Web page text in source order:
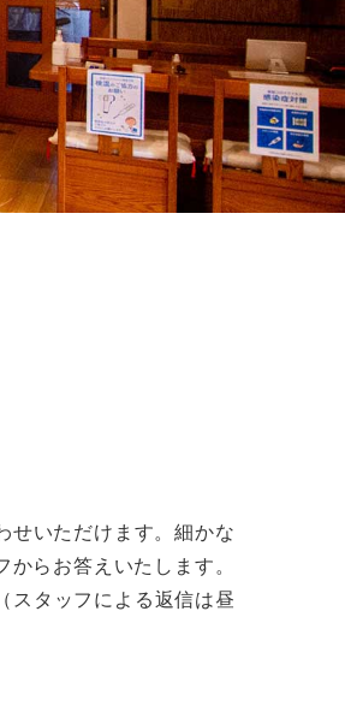
せいただけます。細かな
らお答えいたします。
スタッフによる返信は昼